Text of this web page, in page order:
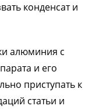
конденсат и
алюминия с
и его
приступать к
статьи и